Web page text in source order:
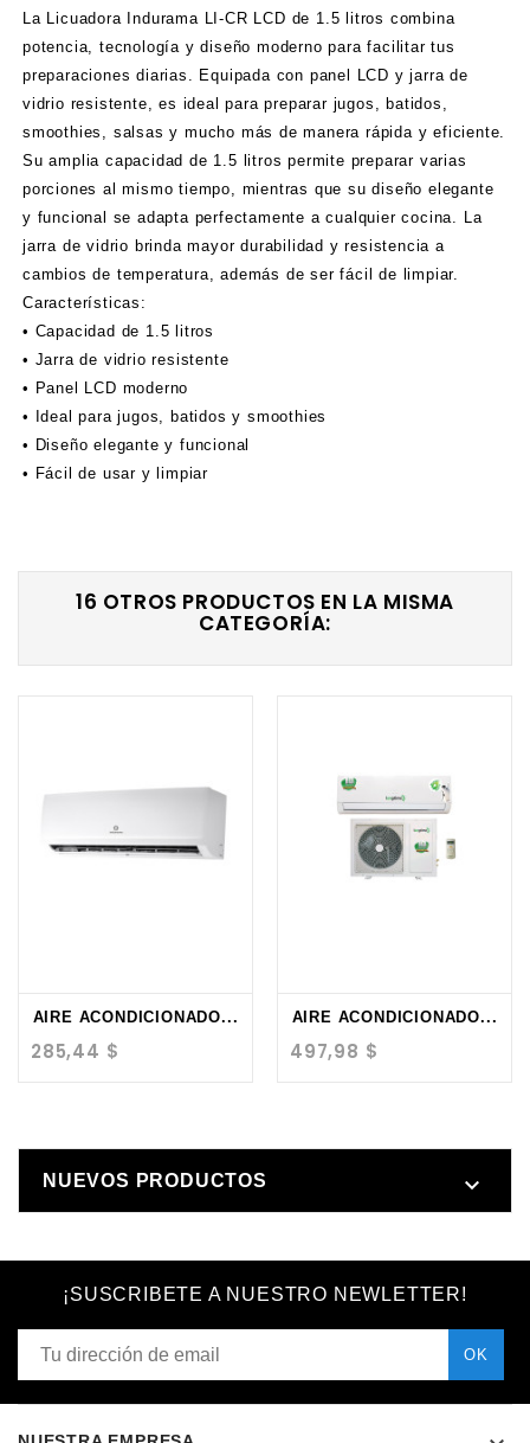
La Licuadora Indurama LI-CR LCD de 1.5 litros combina
potencia, tecnología y diseño moderno para facilitar tus
preparaciones diarias. Equipada con panel LCD y jarra de
vidrio resistente, es ideal para preparar jugos, batidos,
smoothies, salsas y mucho más de manera rápida y eficiente.
Su amplia capacidad de 1.5 litros permite preparar varias
porciones al mismo tiempo, mientras que su diseño elegante
y funcional se adapta perfectamente a cualquier cocina. La
jarra de vidrio brinda mayor durabilidad y resistencia a
cambios de temperatura, además de ser fácil de limpiar.
Características:
• Capacidad de 1.5 litros
• Jarra de vidrio resistente
• Panel LCD moderno
• Ideal para jugos, batidos y smoothies
• Diseño elegante y funcional
• Fácil de usar y limpiar
16 OTROS PRODUCTOS EN LA MISMA
CATEGORÍA:
AIRE ACONDICIONADO...
285,44 $
AIRE ACONDICIONADO...
497,98 $
NUEVOS PRODUCTOS 
¡SUSCRIBETE A NUESTRO NEWLETTER!